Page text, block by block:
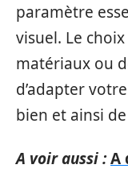
paramètre
visuel. Le
matériaux ou
d’adapter
bien et ainsi
A voir aussi :A